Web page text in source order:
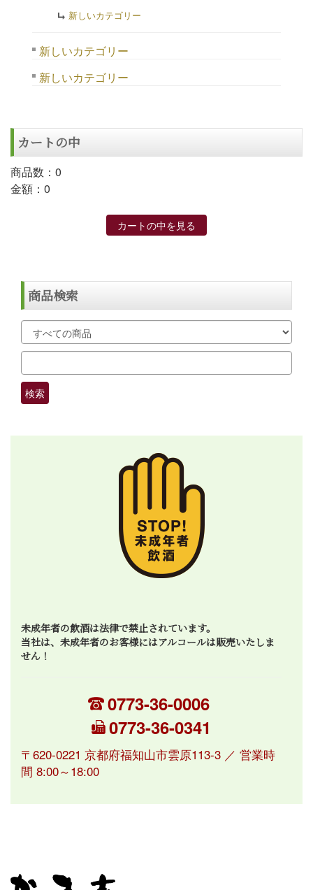
新しいカテゴリー
新しいカテゴリー
新しいカテゴリー
カートの中
商品数：0
金額：0
カートの中を見る
商品検索
未成年者の飲酒は法律で禁止されています。
当社は、未成年者のお客様にはアルコールは販売いたしま
せん！
0773-36-0006
0773-36-0341
〒620-0221 京都府福知山市雲原113-3 ／ 営業時
間 8:00～18:00